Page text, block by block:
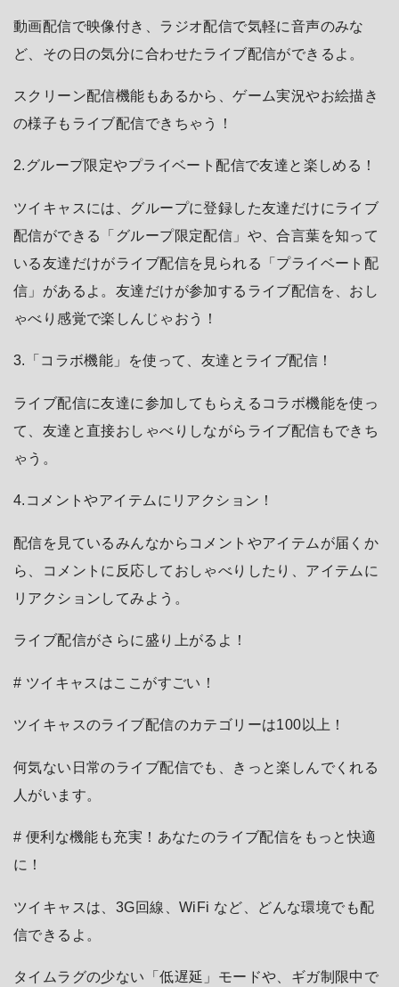
動画配信で映像付き、ラジオ配信で気軽に音声のみな
ど、その日の気分に合わせたライブ配信ができるよ。
スクリーン配信機能もあるから、ゲーム実況やお絵描き
の様子もライブ配信できちゃう！
2.グループ限定やプライベート配信で友達と楽しめる！
ツイキャスには、グループに登録した友達だけにライブ
配信ができる「グループ限定配信」や、合言葉を知って
いる友達だけがライブ配信を見られる「プライベート配
信」があるよ。友達だけが参加するライブ配信を、おし
ゃべり感覚で楽しんじゃおう！
3.「コラボ機能」を使って、友達とライブ配信！
ライブ配信に友達に参加してもらえるコラボ機能を使っ
て、友達と直接おしゃべりしながらライブ配信もできち
ゃう。
4.コメントやアイテムにリアクション！
配信を見ているみんなからコメントやアイテムが届くか
ら、コメントに反応しておしゃべりしたり、アイテムに
リアクションしてみよう。
ライブ配信がさらに盛り上がるよ！
# ツイキャスはここがすごい！
ツイキャスのライブ配信のカテゴリーは100以上！
何気ない日常のライブ配信でも、きっと楽しんでくれる
人がいます。
# 便利な機能も充実！あなたのライブ配信をもっと快適
に！
ツイキャスは、3G回線、WiFi など、どんな環境でも配
信できるよ。
タイムラグの少ない「低遅延」モードや、ギガ制限中で